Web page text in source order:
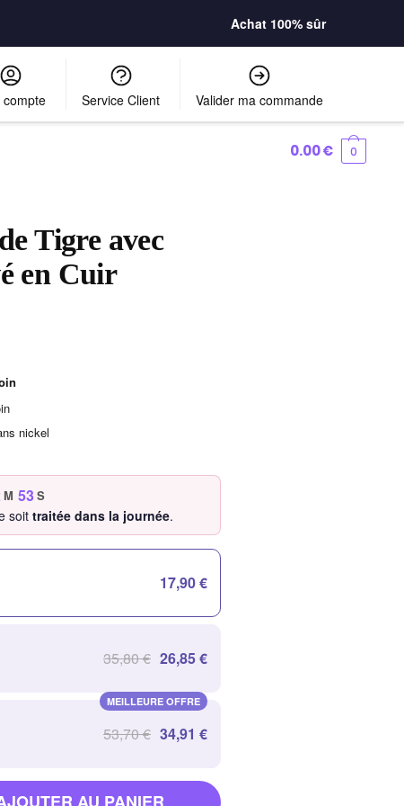
Achat 100% sûr
compte Service Client Valider ma commande
0.00€ 0
Tigre avec
en Cuir
nickel
M 51S
soit traitée dans la journée.
17,90 €
35,80 € 26,85 €
MEILLEURE OFFRE
53,70 € 34,91 €